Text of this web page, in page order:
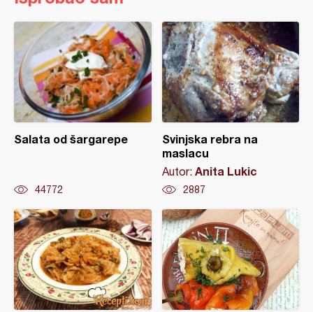
Salata od šargarepe
44772
Svinjska rebra na
maslacu
Autor: Anita Lukic
2887